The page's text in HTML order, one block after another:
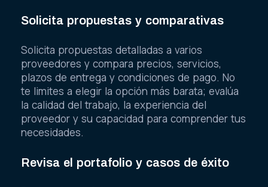
Solicita propuestas y comparativas
Solicita propuestas detalladas a varios
proveedores y compara precios, servicios,
plazos de entrega y condiciones de pago. No
te limites a elegir la opción más barata; evalúa
la calidad del trabajo, la experiencia del
proveedor y su capacidad para comprender tus
necesidades.
Revisa el portafolio y casos de éxito